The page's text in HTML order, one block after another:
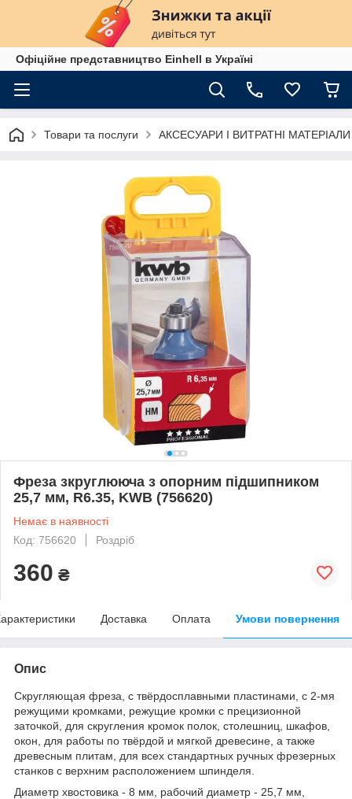
Офіційне представництво Einhell в Україні
Товари та послуги АКСЕСУАРИ І ВИТРАТНІ МАТЕРІАЛИ
Фреза зкруглююча з опорним підшипником
25,7 мм, R6.35, KWB (756620)
Немає в наявності
Код: 756620
Роздріб
360 ₴
Доставка Оплата Умови повернення
Опис
Скругляющая фреза, с твёрдосплавными пластинами, с 2-мя
режущими кромками, режущие кромки с прецизионной
заточкой, для скругления кромок полок, столешниц, шкафов,
окон, для работы по твёрдой и мягкой древесине, а также
древесным плитам, для всех стандартных ручных фрезерных
станков с верхним расположением шпинделя.
Диаметр хвостовика - 8 мм, рабочий диаметр - 25,7 мм,